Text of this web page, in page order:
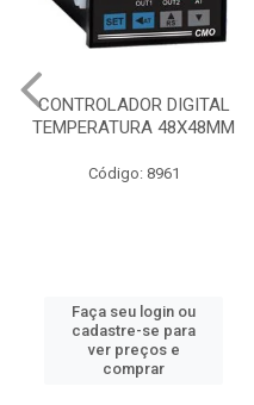
CONTROLADOR DIGITAL
TEMPERATURA 48X48MM
Código: 8961
Faça seu login ou
cadastre-se para
ver preços e
comprar